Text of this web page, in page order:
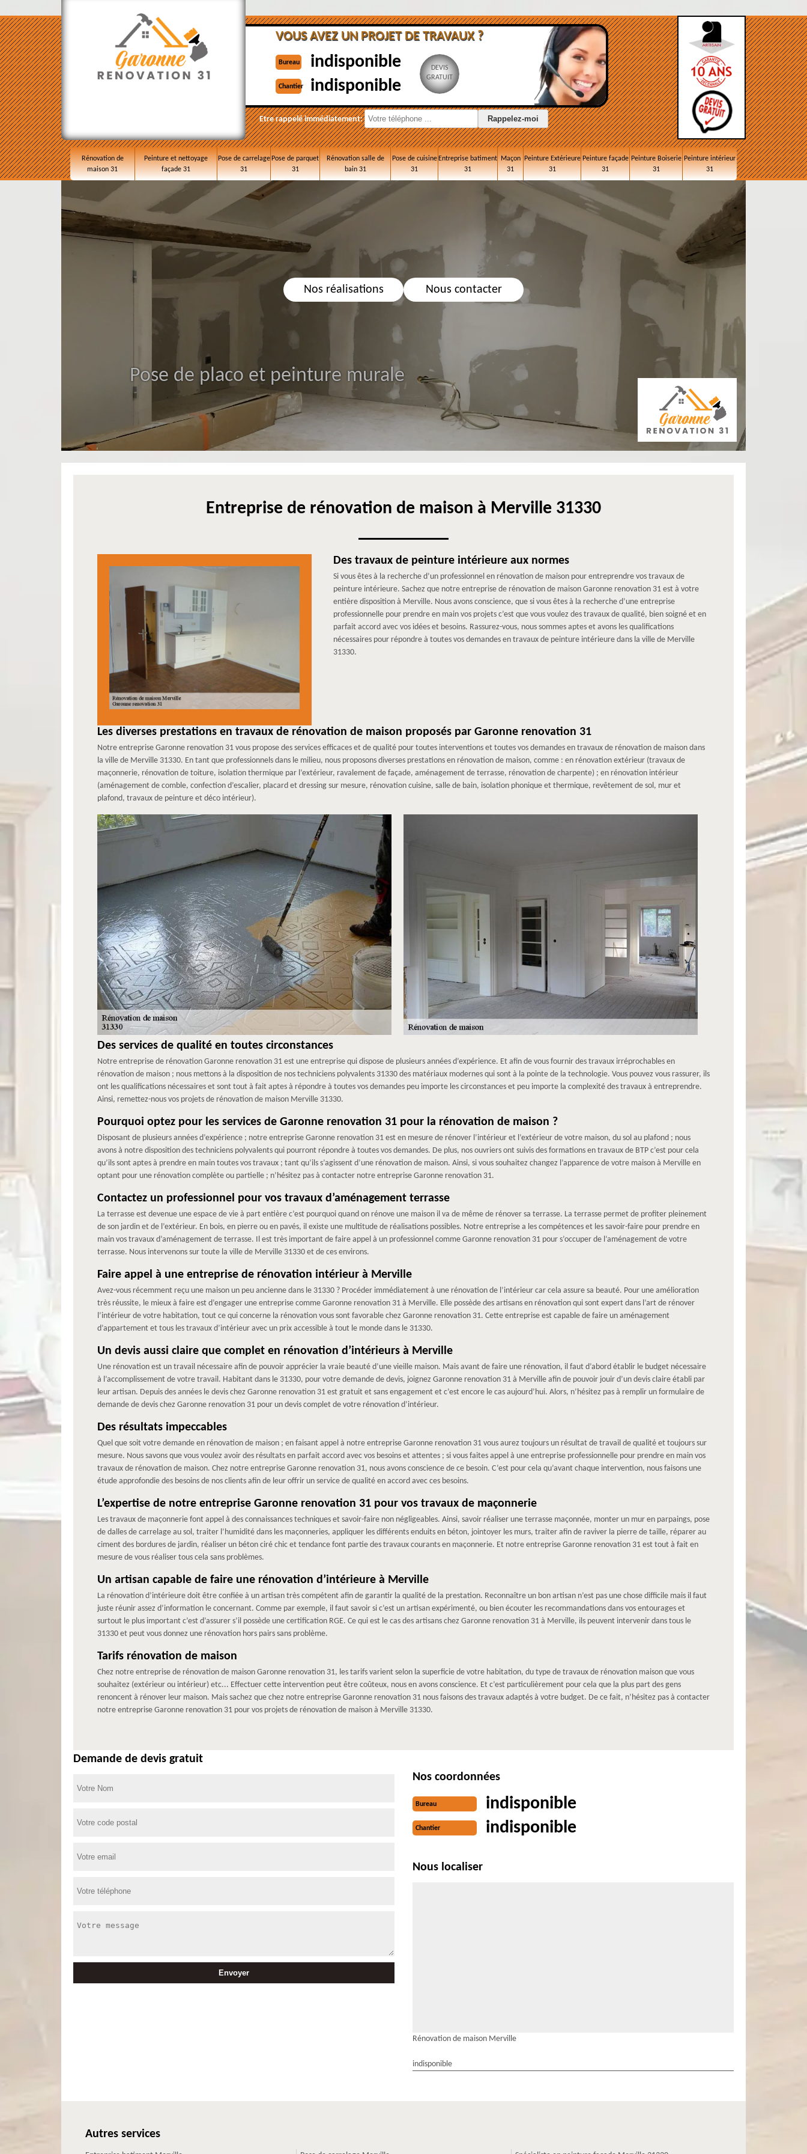
VOUS AVEZ UN PROJET DE TRAVAUX ?
Bureau indisponible
Chantier indisponible
DEVIS
GRATUIT
Etre rappelé immédiatement:
Rénovation de
maison 31
Peinture et nettoyage
façade 31
Pose de carrelage
31
Pose de parquet
31
Rénovation salle de
bain 31
Pose de cuisine
31
Entreprise batiment
31
Maçon
31
Peinture Extérieure
31
Peinture façade
31
Peinture Boiserie
31
Peinture intérieur
31
Nos réalisations Nous contacter
Pose de placo et peinture murale
Entreprise de rénovation de maison à Merville 31330
Des travaux de peinture intérieure aux normes
Si vous êtes à la recherche d’un professionnel en rénovation de maison pour entreprendre vos travaux de
peinture intérieure. Sachez que notre entreprise de rénovation de maison Garonne renovation 31 est à votre
entière disposition à Merville. Nous avons conscience, que si vous êtes à la recherche d’une entreprise
professionnelle pour prendre en main vos projets c’est que vous voulez des travaux de qualité, bien soigné et en
parfait accord avec vos idées et besoins. Rassurez-vous, nous sommes aptes et avons les qualifications
nécessaires pour répondre à toutes vos demandes en travaux de peinture intérieure dans la ville de Merville
31330.
Les diverses prestations en travaux de rénovation de maison proposés par Garonne renovation 31
Notre entreprise Garonne renovation 31 vous propose des services efficaces et de qualité pour toutes interventions et toutes vos demandes en travaux de rénovation de maison dans
la ville de Merville 31330. En tant que professionnels dans le milieu, nous proposons diverses prestations en rénovation de maison, comme : en rénovation extérieur (travaux de
maçonnerie, rénovation de toiture, isolation thermique par l’extérieur, ravalement de façade, aménagement de terrasse, rénovation de charpente) ; en rénovation intérieur
(aménagement de comble, confection d’escalier, placard et dressing sur mesure, rénovation cuisine, salle de bain, isolation phonique et thermique, revêtement de sol, mur et
plafond, travaux de peinture et déco intérieur).
Des services de qualité en toutes circonstances
Notre entreprise de rénovation Garonne renovation 31 est une entreprise qui dispose de plusieurs années d’expérience. Et afin de vous fournir des travaux irréprochables en
rénovation de maison ; nous mettons à la disposition de nos techniciens polyvalents 31330 des matériaux modernes qui sont à la pointe de la technologie. Vous pouvez vous rassurer, ils
ont les qualifications nécessaires et sont tout à fait aptes à répondre à toutes vos demandes peu importe les circonstances et peu importe la complexité des travaux à entreprendre.
Ainsi, remettez-nous vos projets de rénovation de maison Merville 31330.
Pourquoi optez pour les services de Garonne renovation 31 pour la rénovation de maison ?
Disposant de plusieurs années d’expérience ; notre entreprise Garonne renovation 31 est en mesure de rénover l’intérieur et l’extérieur de votre maison, du sol au plafond ; nous
avons à notre disposition des techniciens polyvalents qui pourront répondre à toutes vos demandes. De plus, nos ouvriers ont suivis des formations en travaux de BTP c’est pour cela
qu’ils sont aptes à prendre en main toutes vos travaux ; tant qu’ils s’agissent d’une rénovation de maison. Ainsi, si vous souhaitez changez l’apparence de votre maison à Merville en
optant pour une rénovation complète ou partielle ; n’hésitez pas à contacter notre entreprise Garonne renovation 31.
Contactez un professionnel pour vos travaux d’aménagement terrasse
La terrasse est devenue une espace de vie à part entière c’est pourquoi quand on rénove une maison il va de même de rénover sa terrasse. La terrasse permet de profiter pleinement
de son jardin et de l’extérieur. En bois, en pierre ou en pavés, il existe une multitude de réalisations possibles. Notre entreprise a les compétences et les savoir-faire pour prendre en
main vos travaux d’aménagement de terrasse. Il est très important de faire appel à un professionnel comme Garonne renovation 31 pour s’occuper de l’aménagement de votre
terrasse. Nous intervenons sur toute la ville de Merville 31330 et de ces environs.
Faire appel à une entreprise de rénovation intérieur à Merville
Avez-vous récemment reçu une maison un peu ancienne dans le 31330 ? Procéder immédiatement à une rénovation de l’intérieur car cela assure sa beauté. Pour une amélioration
très réussite, le mieux à faire est d’engager une entreprise comme Garonne renovation 31 à Merville. Elle possède des artisans en rénovation qui sont expert dans l’art de rénover
l’intérieur de votre habitation, tout ce qui concerne la rénovation vous sont favorable chez Garonne renovation 31. Cette entreprise est capable de faire un aménagement
d’appartement et tous les travaux d’intérieur avec un prix accessible à tout le monde dans le 31330.
Un devis aussi claire que complet en rénovation d’intérieurs à Merville
Une rénovation est un travail nécessaire afin de pouvoir apprécier la vraie beauté d’une vieille maison. Mais avant de faire une rénovation, il faut d’abord établir le budget nécessaire
à l’accomplissement de votre travail. Habitant dans le 31330, pour votre demande de devis, joignez Garonne renovation 31 à Merville afin de pouvoir jouir d’un devis claire établi par
leur artisan. Depuis des années le devis chez Garonne renovation 31 est gratuit et sans engagement et c’est encore le cas aujourd’hui. Alors, n’hésitez pas à remplir un formulaire de
demande de devis chez Garonne renovation 31 pour un devis complet de votre rénovation d’intérieur.
Des résultats impeccables
Quel que soit votre demande en rénovation de maison ; en faisant appel à notre entreprise Garonne renovation 31 vous aurez toujours un résultat de travail de qualité et toujours sur
mesure. Nous savons que vous voulez avoir des résultats en parfait accord avec vos besoins et attentes ; si vous faites appel à une entreprise professionnelle pour prendre en main vos
travaux de rénovation de maison. Chez notre entreprise Garonne renovation 31, nous avons conscience de ce besoin. C’est pour cela qu’avant chaque intervention, nous faisons une
étude approfondie des besoins de nos clients afin de leur offrir un service de qualité en accord avec ces besoins.
L’expertise de notre entreprise Garonne renovation 31 pour vos travaux de maçonnerie
Les travaux de maçonnerie font appel à des connaissances techniques et savoir-faire non négligeables. Ainsi, savoir réaliser une terrasse maçonnée, monter un mur en parpaings, pose
de dalles de carrelage au sol, traiter l’humidité dans les maçonneries, appliquer les différents enduits en béton, jointoyer les murs, traiter afin de raviver la pierre de taille, réparer au
ciment des bordures de jardin, réaliser un béton ciré chic et tendance font partie des travaux courants en maçonnerie. Et notre entreprise Garonne renovation 31 est tout à fait en
mesure de vous réaliser tous cela sans problèmes.
Un artisan capable de faire une rénovation d’intérieure à Merville
La rénovation d’intérieure doit être confiée à un artisan très compétent afin de garantir la qualité de la prestation. Reconnaître un bon artisan n’est pas une chose difficile mais il faut
juste réunir assez d’information le concernant. Comme par exemple, il faut savoir si c’est un artisan expérimenté, ou bien écouter les recommandations dans vos entourages et
surtout le plus important c’est d’assurer s’il possède une certification RGE. Ce qui est le cas des artisans chez Garonne renovation 31 à Merville, ils peuvent intervenir dans tous le
31330 et peut vous donnez une rénovation hors pairs sans problème.
Tarifs rénovation de maison
Chez notre entreprise de rénovation de maison Garonne renovation 31, les tarifs varient selon la superficie de votre habitation, du type de travaux de rénovation maison que vous
souhaitez (extérieur ou intérieur) etc... Effectuer cette intervention peut être coûteux, nous en avons conscience. Et c’est particulièrement pour cela que la plus part des gens
renoncent à rénover leur maison. Mais sachez que chez notre entreprise Garonne renovation 31 nous faisons des travaux adaptés à votre budget. De ce fait, n’hésitez pas à contacter
notre entreprise Garonne renovation 31 pour vos projets de rénovation de maison à Merville 31330.
Demande de devis gratuit
Nos coordonnées
Bureau indisponible
Chantier indisponible
Nous localiser
Rénovation de maison Merville
indisponible
Autres services